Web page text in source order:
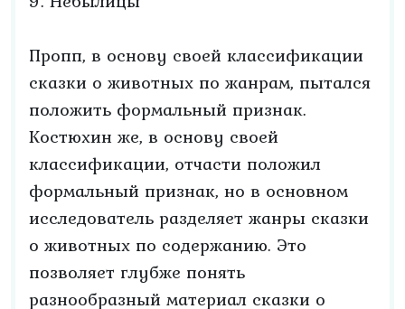
Пропп, в основу своей классификации
сказки о животных по жанрам, пытался
положить формальный признак.
Костюхин же, в основу своей
классификации, отчасти положил
формальный признак, но в основном
исследователь разделяет жанры сказки
о животных по содержанию. Это
позволяет глубже понять
разнообразный материал сказки о